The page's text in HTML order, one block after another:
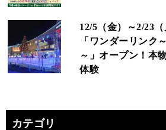
12/5（金）～2/23
「ワンダーリンク
～」オープン！本
体験
カテゴリ